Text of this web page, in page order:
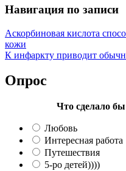
Навигация по записи
Аскорбиновая кислота
кожи
К инфаркту приводит
Опрос
Что сделало
Любовь
Интересная работа
Путешествия
5-ро детей))))